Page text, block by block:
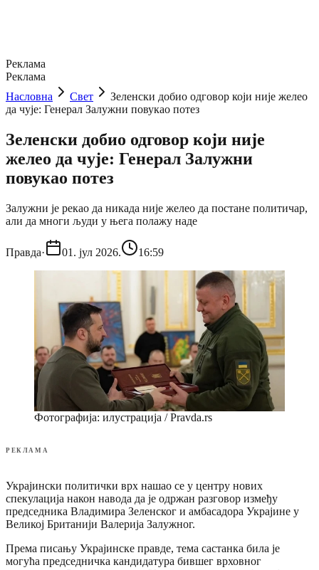
Реклама
Реклама
Насловна
Свет
Зеленски добио одговор који није желео
да чује: Генерал Залужни повукао потез
Зеленски добио одговор који није
желео да чује: Генерал Залужни
повукао потез
Залужни је рекао да никада није желео да постане политичар,
али да многи људи у њега полажу наде
Правда· 01. јул 2026. 16:59
Фотографија: илустрација / Pravda.rs
РЕКЛАМА
Украјински политички врх нашао се у центру нових
спекулација након навода да је одржан разговор између
председника Владимира Зеленског и амбасадора Украјине у
Великој Британији Валерија Залужног.
Према писању Украјинске правде, тема састанка била је
могућа председничка кандидатура бившег врховног